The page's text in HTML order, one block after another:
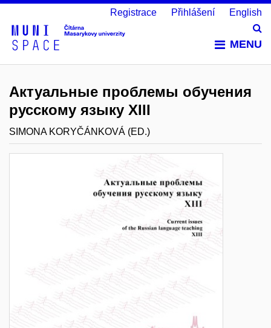
MENU
Registrace Přihlášení English
Актуальные проблемы обучения
русскому языку XIII
SIMONA KORYČÁNKOVÁ (ED.)